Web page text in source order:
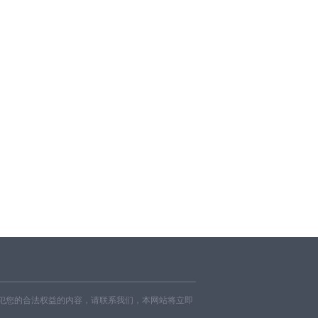
的合法权益的内容，请联系我们，本网站将立即